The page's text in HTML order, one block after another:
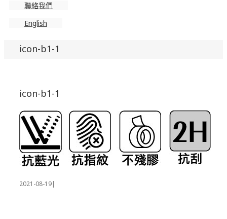
聯絡我們
English
icon-b1-1
icon-b1-1
2021-08-19|